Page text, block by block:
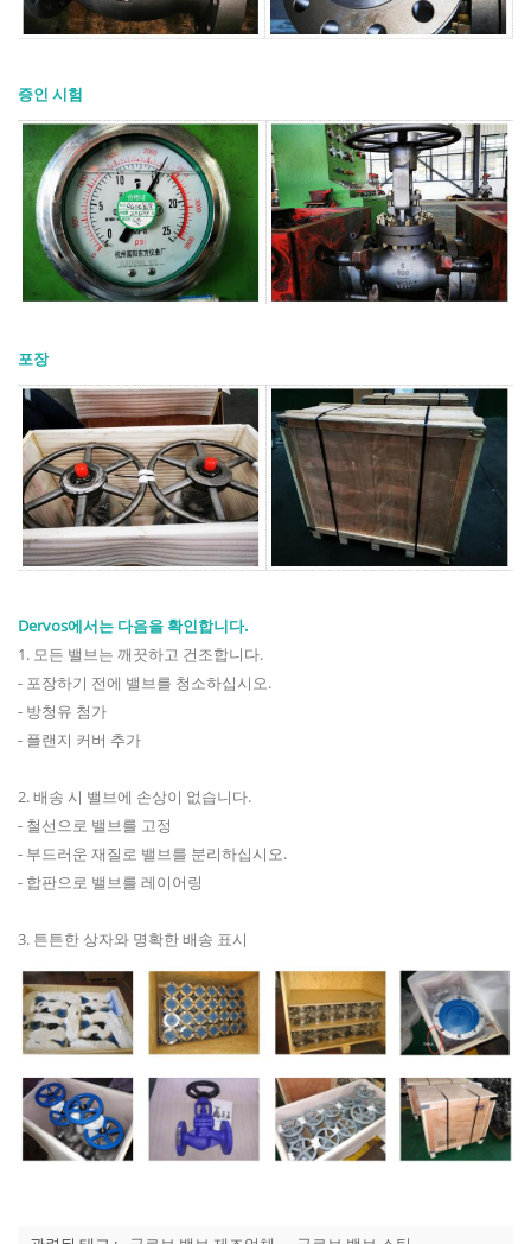
증인 시험
포장
Dervos에서는 다음을 확인합니다.
1. 모든 밸브는 깨끗하고 건조합니다.
- 포장하기 전에 밸브를 청소하십시오.
- 방청유 첨가
- 플랜지 커버 추가
2. 배송 시 밸브에 손상이 없습니다.
- 철선으로 밸브를 고정
- 부드러운 재질로 밸브를 분리하십시오.
- 합판으로 밸브를 레이어링
3. 튼튼한 상자와 명확한 배송 표시